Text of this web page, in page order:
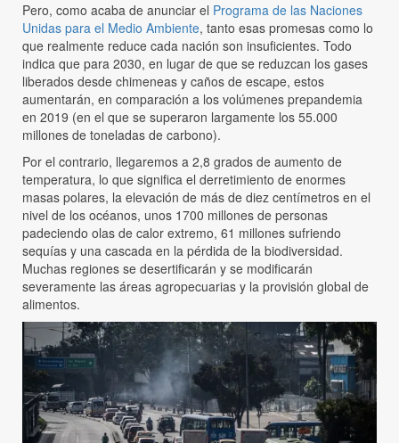
Pero, como acaba de anunciar el Programa de las Naciones
Unidas para el Medio Ambiente, tanto esas promesas como lo
que realmente reduce cada nación son insuficientes. Todo
indica que para 2030, en lugar de que se reduzcan los gases
liberados desde chimeneas y caños de escape, estos
aumentarán, en comparación a los volúmenes prepandemia
en 2019 (en el que se superaron largamente los 55.000
millones de toneladas de carbono).
Por el contrario, llegaremos a 2,8 grados de aumento de
temperatura, lo que significa el derretimiento de enormes
masas polares, la elevación de más de diez centímetros en el
nivel de los océanos, unos 1700 millones de personas
padeciendo olas de calor extremo, 61 millones sufriendo
sequías y una cascada en la pérdida de la biodiversidad.
Muchas regiones se desertificarán y se modificarán
severamente las áreas agropecuarias y la provisión global de
alimentos.